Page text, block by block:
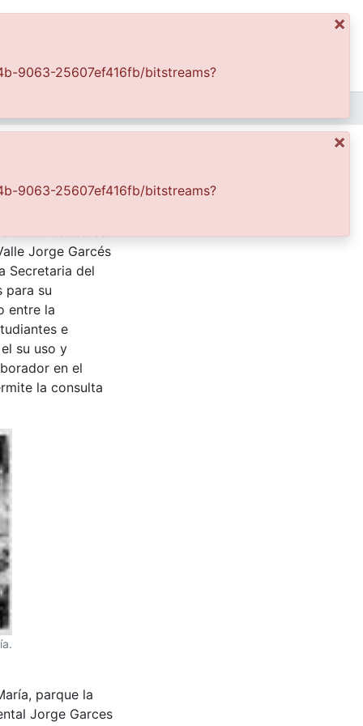
Jorge Garcés
Secretaria del
para su
entre la
e
su uso y
en el
la consulta
parque la
Jorge Garces
×
9063-25607ef416fb/bitstreams?
×
9063-25607ef416fb/bitstreams?